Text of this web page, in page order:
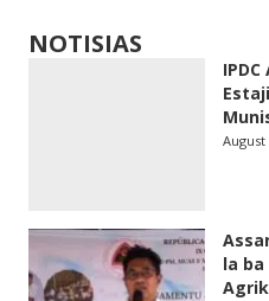
NOTISIAS
August
la